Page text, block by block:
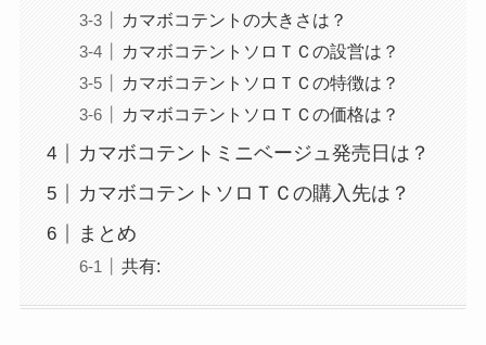
カマボコテントの大きさは？
カマボコテントソロＴＣの設営は？
カマボコテントソロＴＣの特徴は？
カマボコテントソロＴＣの価格は？
カマボコテントミニベージュ発売日は？
カマボコテントソロＴＣの購入先は？
まとめ
共有: